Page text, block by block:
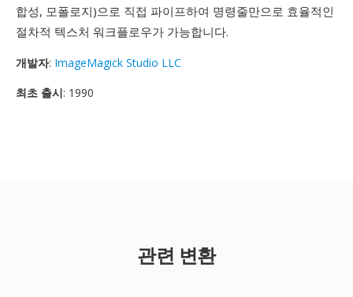
합성, 모폴로지)으로 직접 파이프하여 명령줄만으로 효율적인
절차적 텍스처 워크플로우가 가능합니다.
개발자: ImageMagick Studio LLC
최초 출시: 1990
관련 변환